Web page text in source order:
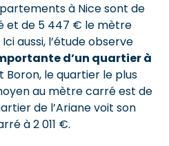
à Nice sont de
et de 5 447 € le mètre
aussi, l’étude observe
d’un quartier à
Boron, le quartier le plus
au mètre carré est de
de l’Ariane voit son
à 2 011 €.